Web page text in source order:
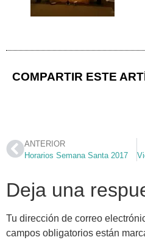
COMPARTIR ESTE
ANTERIOR
Horarios Semana Santa 2017
Deja una
Tu dirección de correo
campos obligatorios están